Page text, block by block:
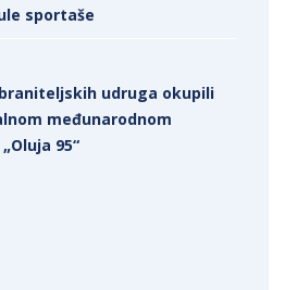
sportaše
udruga okupili
međunarodnom
95“